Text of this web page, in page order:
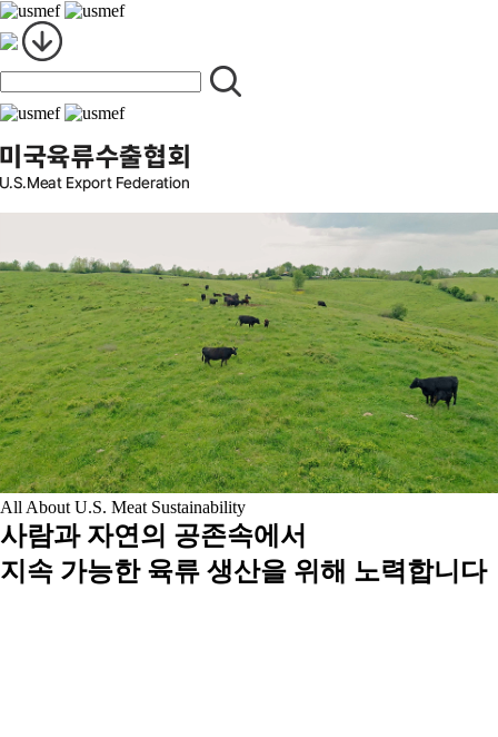
All About U.S. Meat Sustainability
사람과 자연의 공존속에서
지속 가능한 육류 생산을 위해 노력합니다